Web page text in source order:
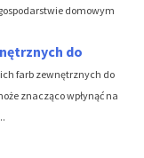
domowym
do
farb zewnętrznych do
znacząco wpłynąć na